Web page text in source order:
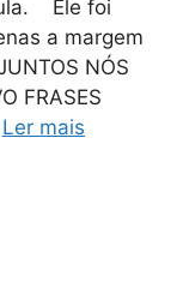
Ele foi
a margem
NÓS
FRASES
Ler mais